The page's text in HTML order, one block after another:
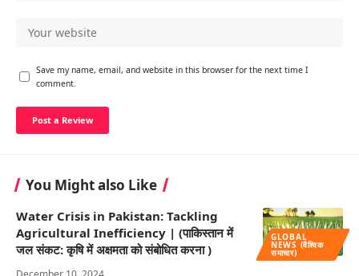
Save my name, email, and website in this browser for the next time I
comment.
You Might also Like
GLOBAL
NEWS (वैश्विक
समाचार)
Water Crisis in Pakistan: Tackling
Agricultural Inefficiency | (पाकिस्तान में
जल संकट: कृषि में अक्षमता को संबोधित करना )